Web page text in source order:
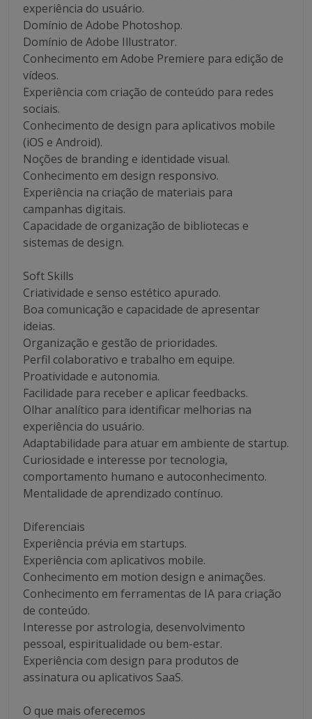
experiência do usuário.
Domínio de Adobe Photoshop.
Domínio de Adobe Illustrator.
Conhecimento em Adobe Premiere para edição de
vídeos.
Experiência com criação de conteúdo para redes
sociais.
Conhecimento de design para aplicativos mobile
(iOS e Android).
Noções de branding e identidade visual.
Conhecimento em design responsivo.
Experiência na criação de materiais para
campanhas digitais.
Capacidade de organização de bibliotecas e
sistemas de design.
Soft Skills
Criatividade e senso estético apurado.
Boa comunicação e capacidade de apresentar
ideias.
Organização e gestão de prioridades.
Perfil colaborativo e trabalho em equipe.
Proatividade e autonomia.
Facilidade para receber e aplicar feedbacks.
Olhar analítico para identificar melhorias na
experiência do usuário.
Adaptabilidade para atuar em ambiente de startup.
Curiosidade e interesse por tecnologia,
comportamento humano e autoconhecimento.
Mentalidade de aprendizado contínuo.
Diferenciais
Experiência prévia em startups.
Experiência com aplicativos mobile.
Conhecimento em motion design e animações.
Conhecimento em ferramentas de IA para criação
de conteúdo.
Interesse por astrologia, desenvolvimento
pessoal, espiritualidade ou bem-estar.
Experiência com design para produtos de
assinatura ou aplicativos SaaS.
O que mais oferecemos